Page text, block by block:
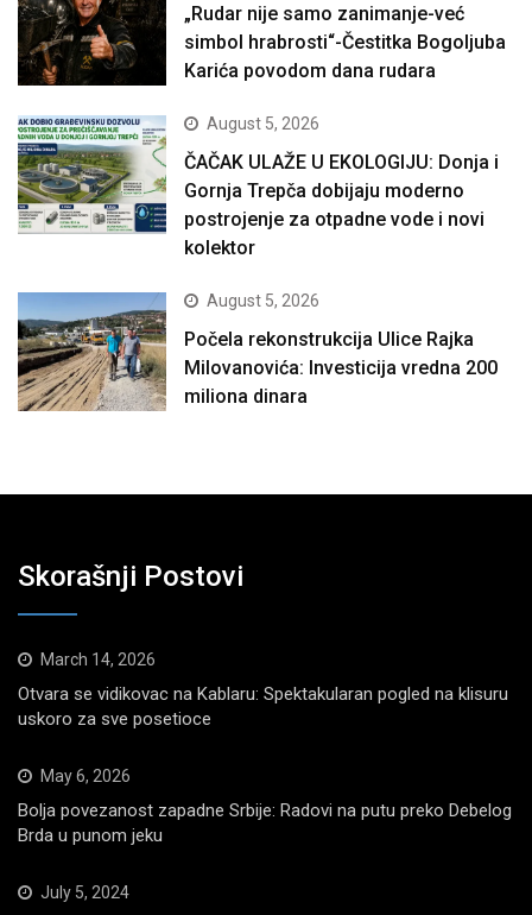
„Rudar nije samo zanimanje-već
simbol hrabrosti“-Čestitka Bogoljuba
Karića povodom dana rudara
August 5, 2026
ČAČAK ULAŽE U EKOLOGIJU: Donja i
Gornja Trepča dobijaju moderno
postrojenje za otpadne vode i novi
kolektor
August 5, 2026
Počela rekonstrukcija Ulice Rajka
Milovanovića: Investicija vredna 200
miliona dinara
Skorašnji Postovi
March 14, 2026
Otvara se vidikovac na Kablaru: Spektakularan pogled na klisuru
uskoro za sve posetioce
May 6, 2026
Bolja povezanost zapadne Srbije: Radovi na putu preko Debelog
Brda u punom jeku
July 5, 2024